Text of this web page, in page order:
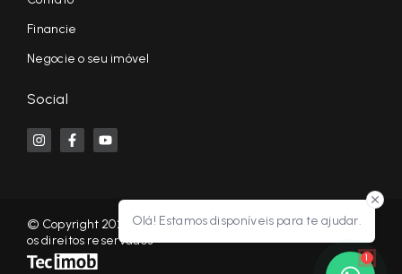
Olá! Estamos disponíveis para te ajudar.
1
Financie
Negocie o seu imóvel
Social
© Copyright 2026 - KF NEGÓCIOS IMOBILIÁRIOS RP - Todos
os direitos reservados